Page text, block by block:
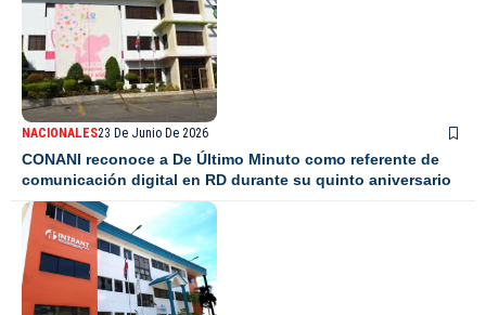
NACIONALES23 De Junio De 2026
CONANI reconoce a De Último Minuto como referente de
comunicación digital en RD durante su quinto aniversario